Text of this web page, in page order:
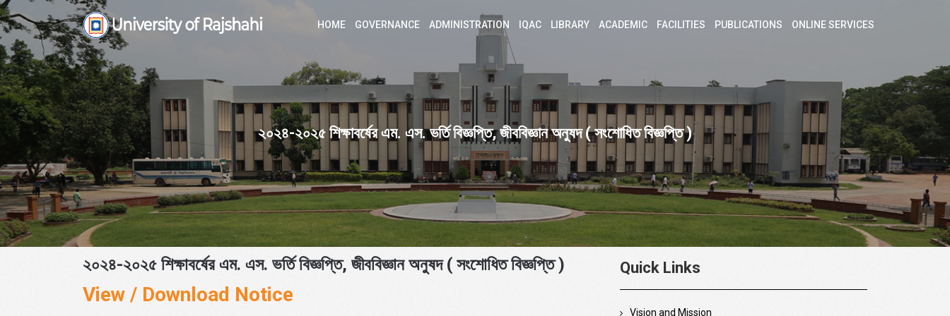
Skip
to
content
HOME GOVERNANCE ADMINISTRATION IQAC LIBRARY ACADEMIC FACILITIES PUBLICATIONS ONLINE SERVICES
২০২৪-২০২৫ শিক্ষাবর্ষের এম. এস. ভর্তি বিজ্ঞপ্তি, জীববিজ্ঞান অনুষদ ( সংশোধিত বিজ্ঞপ্তি )
২০২৪-২০২৫ শিক্ষাবর্ষের এম. এস. ভর্তি বিজ্ঞপ্তি, জীববিজ্ঞান অনুষদ ( সংশোধিত বিজ্ঞপ্তি )
View / Download Notice
Quick Links
Vision and Mission